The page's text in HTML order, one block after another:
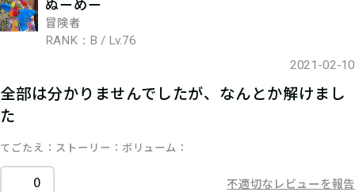
冒険者
RANK：B / Lv.76
2021-02-10
全部は分かりませんでしたが、なんとか解けまし
た
てごたえ ストーリー ボリューム
0 不適切なレビューを報告